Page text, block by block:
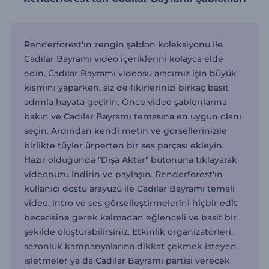
Renderforest'ın zengin şablon koleksiyonu ile
Cadılar Bayramı video içeriklerini kolayca elde
edin. Cadılar Bayramı videosu aracımız işin büyük
kısmını yaparken, siz de fikirlerinizi birkaç basit
adımla hayata geçirin. Önce video şablonlarına
bakın ve Cadılar Bayramı temasına en uygun olanı
seçin. Ardından kendi metin ve görsellerinizile
birlikte tüyler ürperten bir ses parçası ekleyin.
Hazır olduğunda "Dışa Aktar" butonuna tıklayarak
videonuzu indirin ve paylaşın. Renderforest'ın
kullanıcı dostu arayüzü ile Cadılar Bayramı temalı
video, intro ve ses görselleştirmelerini hiçbir edit
becerisine gerek kalmadan eğlenceli ve basit bir
şekilde oluşturabilirsiniz. Etkinlik organizatörleri,
sezonluk kampanyalarına dikkat çekmek isteyen
işletmeler ya da Cadılar Bayramı partisi verecek